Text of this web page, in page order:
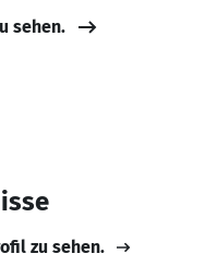
sehen.
zu sehen.